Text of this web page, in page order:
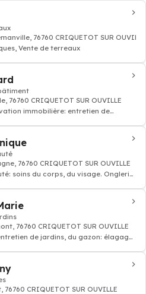
76760 CRIQUETOT SUR OUVILLE
Vente de terreaux
76760 CRIQUETOT SUR OUVILLE
immobilière: entretien de
76760 CRIQUETOT SUR OUVILLE
soins du corps, du visage. Onglerie:
76760 CRIQUETOT SUR OUVILLE
de jardins, du gazon: élagage
CRIQUETOT SUR OUVILLE